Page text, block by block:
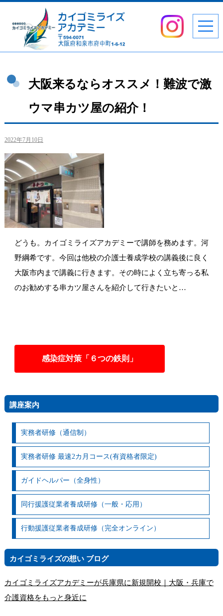
大阪来るならオススメ！難波で激
ウマ串カツ屋の紹介！
2022年7月10日
どうも。カイゴミライズアカデミーで講師を務めます。河
野綱希です。今回は他校の介護士養成学校の講義後に良く
大阪市内まで講義に行きます。その時によく立ち寄っる私
のお勧めする串カツ屋さんを紹介して行きたいと…
感染症対策「６つの鉄則」
講座案内
実務者研修（通信制）
実務者研修 最速2カ月コース(有資格者限定)
ガイドヘルパー（全身性）
同行援護従業者養成研修（一般・応用）
行動援護従業者養成研修（完全オンライン）
カイゴミライズの想い ブログ
カイゴミライズアカデミーが兵庫県に新規開校｜大阪・兵庫で
介護資格をもっと身近に